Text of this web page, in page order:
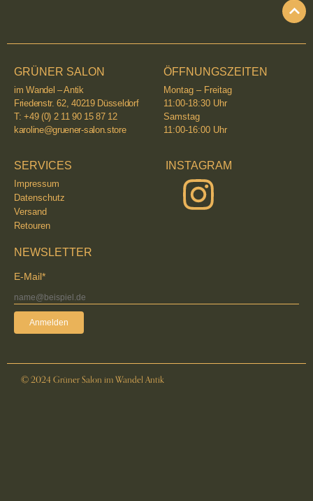
GRÜNER SALON
im Wandel – Antik
Friedenstr. 62, 40219 Düsseldorf
T: +49 (0) 2 11 90 15 87 12
karoline@gruener-salon.store
ÖFFNUNGSZEITEN
Montag – Freitag
11:00-18:30 Uhr
Samstag
11:00-16:00 Uhr
SERVICES
Impressum
Datenschutz
Versand
Retouren
INSTAGRAM
NEWSLETTER
E-Mail*
Anmelden
© 2024 Grüner Salon im Wandel Antik